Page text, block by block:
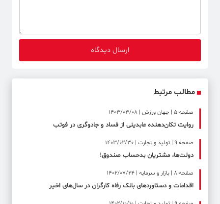
مطالب مرتبط
صفحه ۵ | جهان ورزش | 1403/03/08
روایت تکان‌دهنده عابدینی از فساد و جادوگری در فوتب
صفحه ۹ | تولید و تجارت | 1403/02/30
دولت‌ها، مشتریان بدحساب صندوق!
صفحه ۸ | بازار و سرمایه | 1402/07/24
اقدامات و دستاوردهای بانک رفاه کارگران در سال‌های اخیر